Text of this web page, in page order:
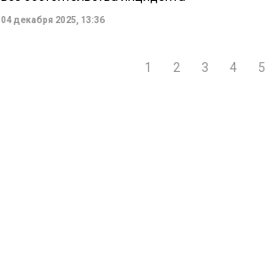
04 декабря 2025, 13:36
1 2 3 4 5